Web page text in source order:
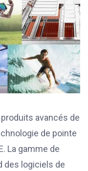
avancés de
de pointe
La gamme de
des logiciels de